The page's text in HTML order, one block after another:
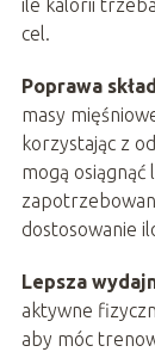
ile kalorii
cel.
Poprawa
masy
korzystając z
mogą
dostosowanie
Lepsza
aktywne
aby móc